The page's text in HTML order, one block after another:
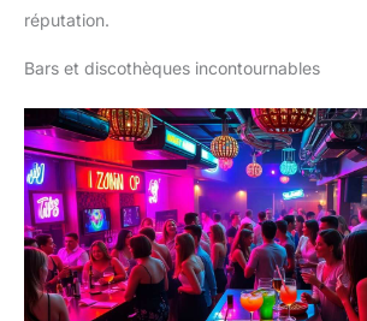
réputation.
Bars et discothèques incontournables